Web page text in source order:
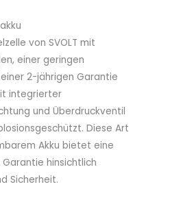
von SVOLT mit
einer geringen
2-jährigen Garantie
integrierter
und Überdruckventil
Diese Art
Akku bietet eine
hinsichtlich
Sicherheit.